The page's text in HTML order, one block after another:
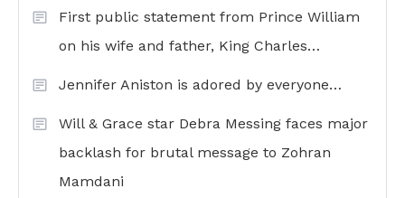
First public statement from Prince William
on his wife and father, King Charles…
Jennifer Aniston is adored by everyone…
Will & Grace star Debra Messing faces major
backlash for brutal message to Zohran
Mamdani